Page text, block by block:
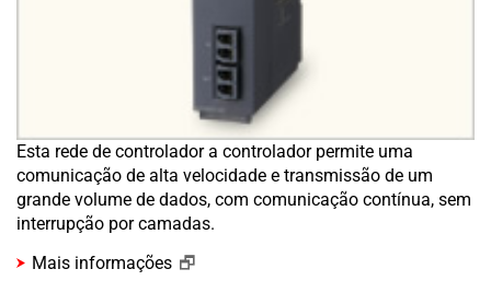
Esta rede de controlador a controlador permite uma
comunicação de alta velocidade e transmissão de um
grande volume de dados, com comunicação contínua, sem
interrupção por camadas.
Mais informações